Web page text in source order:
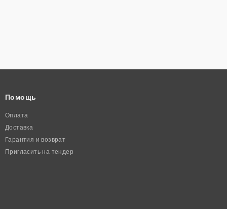
Помощь
Оплата
Доставка
Гарантия и возврат
Пригласить на тендер